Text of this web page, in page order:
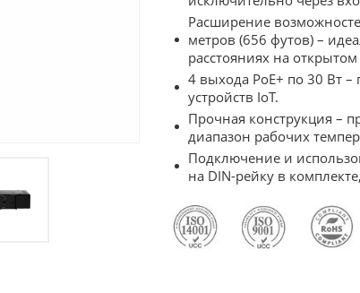
Расширение
метров (656 футов) –
расстояниях на
4 выхода PoE+ по 30 Вт –
устройств IoT.
Прочная конструкция –
диапазон рабочих
Подключение и
на DIN-рейку в